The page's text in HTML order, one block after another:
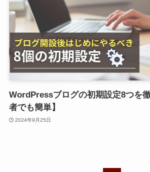
WordPressブログの初期設定8つを
者でも簡単】
2024年9月25日